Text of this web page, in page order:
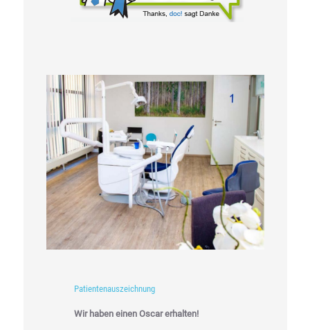
Patientenauszeichnung
Wir haben einen Oscar erhalten!